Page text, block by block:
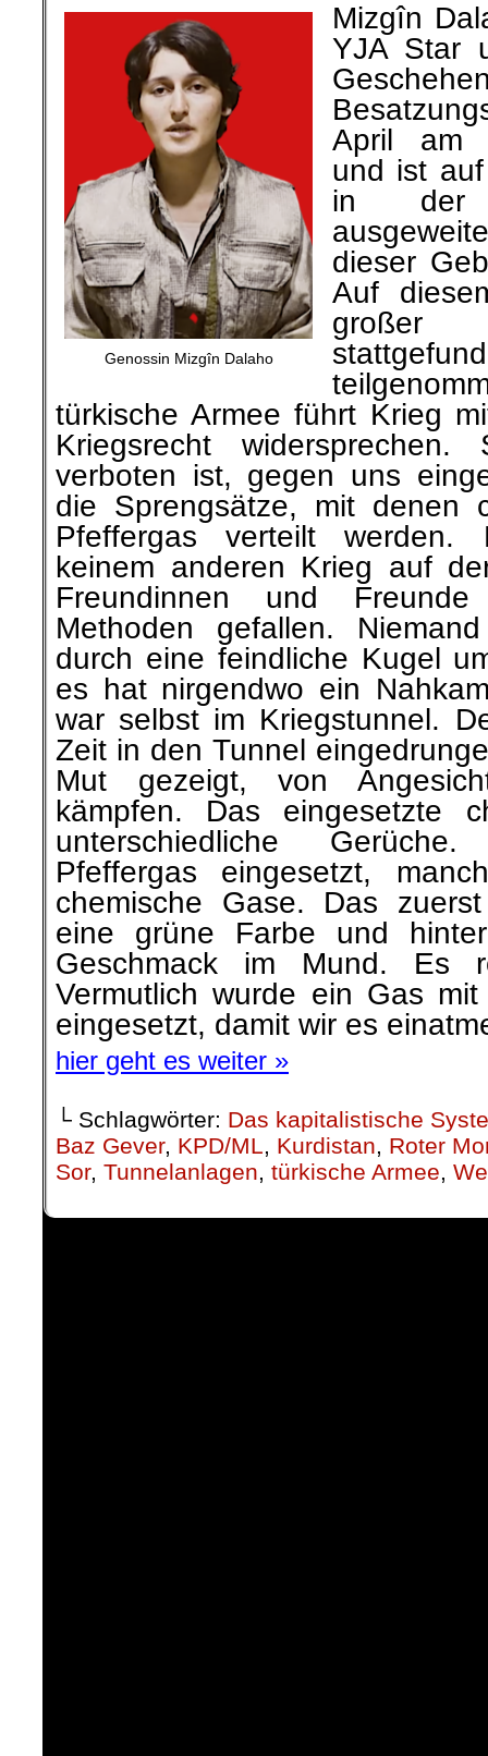
Genossin Mizgîn Dalaho
Mizgîn
YJA Star
April am
und ist
in der
dieser
Auf
türkische Armee führt Krieg
Kriegsrecht
verboten ist, gegen uns
die Sprengsätze, mit denen
Pfeffergas verteilt werden.
keinem anderen Krieg auf
Freundinnen und
Methoden gefallen.
durch eine feindliche Kugel
es hat nirgendwo ein
war selbst im Kriegstunnel.
Zeit in den Tunnel
Mut gezeigt, von
kämpfen. Das eingesetzte
unterschiedliche
Pfeffergas eingesetzt,
chemische Gase. Das
eine grüne Farbe und
Geschmack im Mund. Es
Vermutlich wurde ein Gas
eingesetzt, damit wir es
hier geht es weiter »
└ Schlagwörter: Das kapitalistische
Baz Gever, KPD/ML, Kurdistan, Roter
Sor, Tunnelanlagen, türkische Armee,